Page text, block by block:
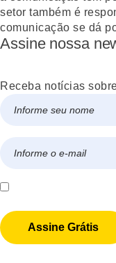
setor também é
comunicação se dá
Assine nossa
Receba notícias
mail
Consentir